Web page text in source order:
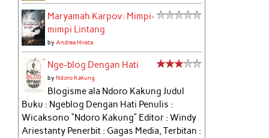
Maryamah Karpov: Mimpi-
mimpi Lintang
byAndrea Hirata
Nge-blog Dengan Hati
byNdoro Kakung
Blogisme ala Ndoro Kakung Judul
Buku : Ngeblog Dengan Hati Penulis :
Wicaksono “Ndoro Kakung” Editor : Windy
Ariestanty Penerbit : Gagas Media, Terbitan :